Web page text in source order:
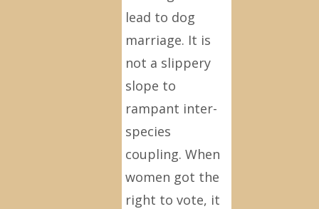
lead to dog
marriage. It is
not a slippery
slope to
rampant inter-
species
coupling. When
women got the
right to vote, it